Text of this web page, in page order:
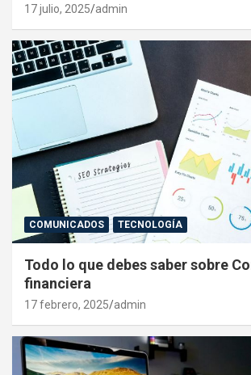
17 julio, 2025 admin
COMUNICADOS TECNOLOGÍA
Todo lo que debes saber sobre
financiera
17 febrero, 2025 admin